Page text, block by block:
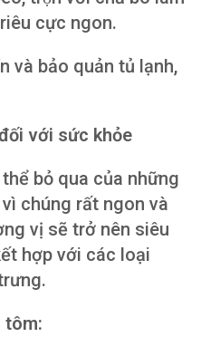
cực ngon.
và bảo quản tủ lạnh,
với sức khỏe
bỏ qua của những
chúng rất ngon và
vị sẽ trở nên siêu
hợp với các loại
tôm: